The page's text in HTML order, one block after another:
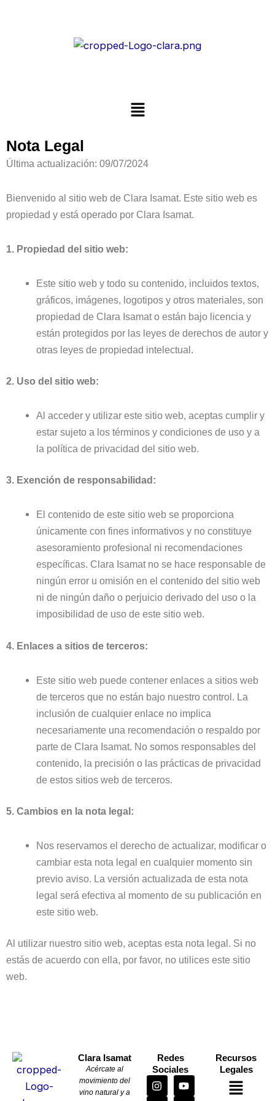
Menú
Nota Legal
Última actualización: 09/07/2024
Bienvenido al sitio web de Clara Isamat. Este sitio web es
propiedad y está operado por Clara Isamat.
1. Propiedad del sitio web:
Este sitio web y todo su contenido, incluidos textos,
gráficos, imágenes, logotipos y otros materiales, son
propiedad de Clara Isamat o están bajo licencia y
están protegidos por las leyes de derechos de autor y
otras leyes de propiedad intelectual.
2. Uso del sitio web:
Al acceder y utilizar este sitio web, aceptas cumplir y
estar sujeto a los términos y condiciones de uso y a
la política de privacidad del sitio web.
3. Exención de responsabilidad:
El contenido de este sitio web se proporciona
únicamente con fines informativos y no constituye
asesoramiento profesional ni recomendaciones
específicas. Clara Isamat no se hace responsable de
ningún error u omisión en el contenido del sitio web
ni de ningún daño o perjuicio derivado del uso o la
imposibilidad de uso de este sitio web.
4. Enlaces a sitios de terceros:
Este sitio web puede contener enlaces a sitios web
de terceros que no están bajo nuestro control. La
inclusión de cualquier enlace no implica
necesariamente una recomendación o respaldo por
parte de Clara Isamat. No somos responsables del
contenido, la precisión o las prácticas de privacidad
de estos sitios web de terceros.
5. Cambios en la nota legal:
Nos reservamos el derecho de actualizar, modificar o
cambiar esta nota legal en cualquier momento sin
previo aviso. La versión actualizada de esta nota
legal será efectiva al momento de su publicación en
este sitio web.
Al utilizar nuestro sitio web, aceptas esta nota legal. Si no
estás de acuerdo con ella, por favor, no utilices este sitio
web.
Clara Isamat
Acércate al
movimiento del
vino natural y a
Redes
Sociales
I
n
Y
o
L
i
Recursos
Legales
Menú